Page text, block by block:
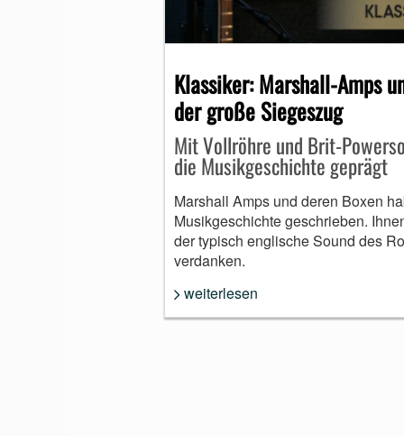
MUNDHARMONIKA
Klassiker: Marshall-Amps
der große Siegeszug
Mit Vollröhre und Brit-
die Musikgeschichte geprägt
Marshall Amps und deren Boxen
Musikgeschichte geschrieben.
der typisch englische Sound des
verdanken.
weiterlesen